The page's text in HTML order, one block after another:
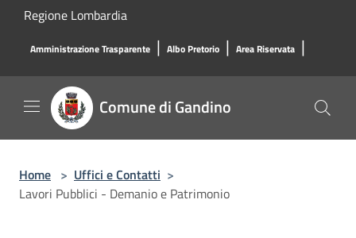
Salta al contenuto principale
Regione Lombardia
Amministrazione Trasparente | Albo Pretorio | Area Riservata |
Comune di Gandino
Home > Uffici e Contatti >
Lavori Pubblici - Demanio e Patrimonio